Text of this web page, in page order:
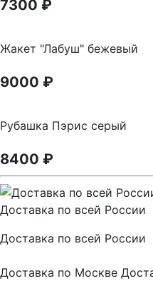
7300 ₽
Жакет "Лабуш" бежевый
9000 ₽
Рубашка Пэрис серый
8400 ₽
Доставка по всей России
Доставка по всей России
Доставка по Москве